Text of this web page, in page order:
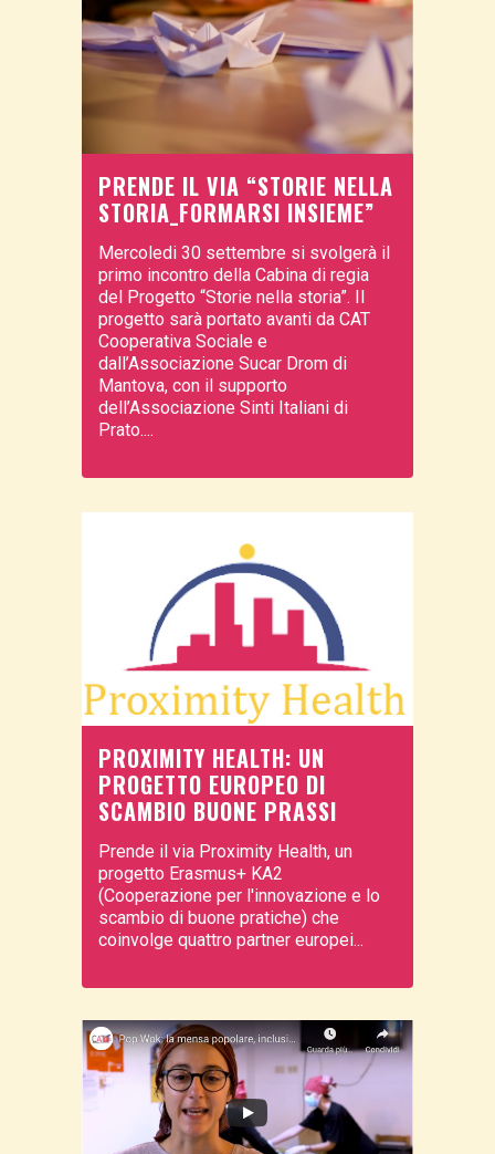
PRENDE IL VIA “STORIE NELLA
STORIA_FORMARSI INSIEME”
Mercoledi 30 settembre si svolgerà il
primo incontro della Cabina di regia
del Progetto “Storie nella storia”. Il
progetto sarà portato avanti da CAT
Cooperativa Sociale e
dall’Associazione Sucar Drom di
Mantova, con il supporto
dell’Associazione Sinti Italiani di
Prato....
PROXIMITY HEALTH: UN
PROGETTO EUROPEO DI
SCAMBIO BUONE PRASSI
Prende il via Proximity Health, un
progetto Erasmus+ KA2
(Cooperazione per l'innovazione e lo
scambio di buone pratiche) che
coinvolge quattro partner europei...